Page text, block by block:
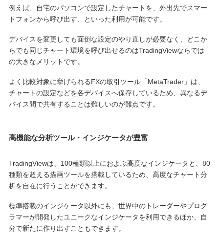
例えば、自宅のパソコンで設定したチャートを、外出先でスマー
トフォンから呼び出す、といった利用が可能です。
デバイスを変更しても面倒な設定のやり直しが必要なく、どこか
らでも同じチャート環境を呼び出せるのはTradingViewならでは
の大きなメリットです。
よく比較対象に挙げられるFXの取引ツール「MetaTrader」は、
チャートの設定などを各デバイスへ保存しているため、異なるデ
バイス間で共有することは難しいのが難点です。
高機能な分析ツール・インジケータが豊富
TradingViewは、100種類以上におよぶ高度なインジケータと、80
種類を超える描画ツールを搭載しているため、高度なチャート分
析を自在に行うことができます。
標準搭載のインジケータ以外にも、世界中のトレーダーやプログ
ラマーが開発したユニークなインジケータを利用できるほか、自
分で新たに作り出すこともできます。